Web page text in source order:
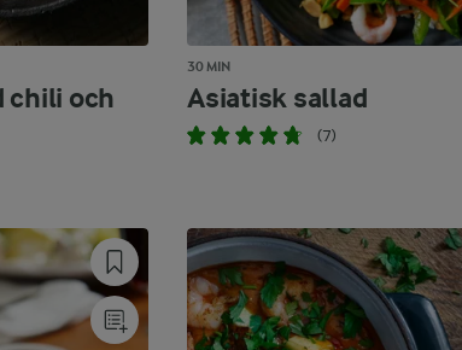
chili och
30 MIN
Asiatisk sallad
(7)